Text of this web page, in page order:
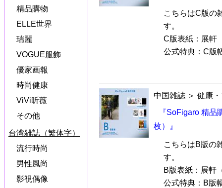
精品購物
ELLE世界
瑞麗
VOGUE服飾
優家画報
時尚健康
ViVi昕薇
その他
台湾雑誌（繁体字）
流行時尚
男性風尚
影視偶像
こちらはC版の
す。
C版表紙：展軒
公式特典：C版
中国雑誌 ＞ 健康
『SoFigaro 精
枚）』
こちらはB版の
す。
B版表紙：展軒
公式特典：B版